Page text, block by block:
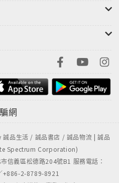
網
品生活 / 誠品書店 / 誠品物流 | 誠品
Spectrum Corporation)
信義區松德路204號B1 服務電話：
+886-2-8789-8921